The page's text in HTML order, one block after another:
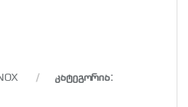
კატეგორია: